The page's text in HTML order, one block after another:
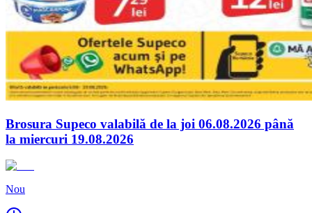
Brosura Supeco valabilă de la joi 06.08.2026 până
la miercuri 19.08.2026
Nou